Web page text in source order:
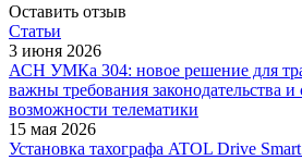
Оставить отзыв
Статьи
3 июня 2026
АСН УМКа 304: новое решение для
важны требования законодательства
возможности телематики
15 мая 2026
Установка тахографа ATOL Drive